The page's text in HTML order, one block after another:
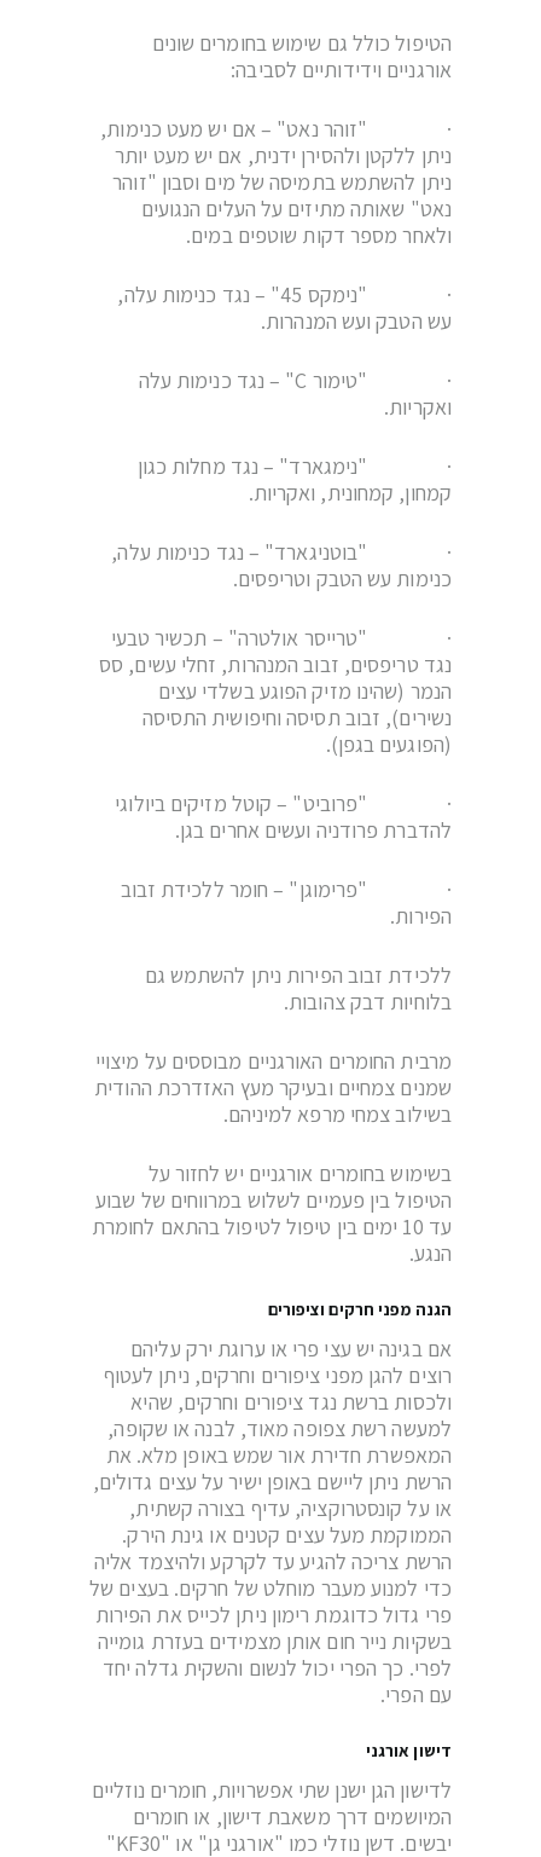
הטיפול כולל גם שימוש בחומרים שונים
אורגניים וידידותיים לסביבה:
· "זוהר נאט" – אם יש מעט כנימות,
ניתן ללקטן ולהסירן ידנית, אם יש מעט יותר
ניתן להשתמש בתמיסה של מים וסבון "זוהר
נאט" שאותה מתיזים על העלים הנגועים
ולאחר מספר דקות שוטפים במים.
· "נימקס 45" – נגד כנימות עלה,
עש הטבק ועש המנהרות.
· "טימור C" – נגד כנימות עלה
ואקריות.
· "נימגארד" – נגד מחלות כגון
קמחון, קמחונית, ואקריות.
· "בוטניגארד" – נגד כנימות עלה,
כנימות עש הטבק וטריפסים.
· "טרייסר אולטרה" – תכשיר טבעי
נגד טריפסים, זבוב המנהרות, זחלי עשים, סס
הנמר (שהינו מזיק הפוגע בשלדי עצים
נשירים), זבוב תסיסה וחיפושית התסיסה
(הפוגעים בגפן).
· "פרוביט" – קוטל מזיקים ביולוגי
להדברת פרודניה ועשים אחרים בגן.
· "פרימוגן" – חומר ללכידת זבוב
הפירות.
ללכידת זבוב הפירות ניתן להשתמש גם
בלוחיות דבק צהובות.
מרבית החומרים האורגניים מבוססים על מיצויי
שמנים צמחיים ובעיקר מעץ האזדרכת ההודית
בשילוב צמחי מרפא למיניהם.
בשימוש בחומרים אורגניים יש לחזור על
הטיפול בין פעמיים לשלוש במרווחים של שבוע
עד 10 ימים בין טיפול לטיפול בהתאם לחומרת
הנגע.
הגנה מפני חרקים וציפורים
אם בגינה יש עצי פרי או ערוגת ירק עליהם
רוצים להגן מפני ציפורים וחרקים, ניתן לעטוף
ולכסות ברשת נגד ציפורים וחרקים, שהיא
למעשה רשת צפופה מאוד, לבנה או שקופה,
המאפשרת חדירת אור שמש באופן מלא. את
הרשת ניתן ליישם באופן ישיר על עצים גדולים,
או על קונסטרוקציה, עדיף בצורה קשתית,
הממוקמת מעל עצים קטנים או גינת הירק.
הרשת צריכה להגיע עד לקרקע ולהיצמד אליה
כדי למנוע מעבר מוחלט של חרקים. בעצים של
פרי גדול כדוגמת רימון ניתן לכייס את הפירות
בשקיות נייר חום אותן מצמידים בעזרת גומייה
לפרי. כך הפרי יכול לנשום והשקית גדלה יחד
עם הפרי.
דישון אורגני
לדישון הגן ישנן שתי אפשרויות, חומרים נוזליים
המיושמים דרך משאבת דישון, או חומרים
יבשים. דשן נוזלי כמו "אורגני גן" או "KF30
"